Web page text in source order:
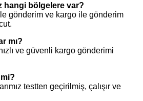
hangi bölgelere var?
gönderim ve kargo ile gönderim
mı?
ve güvenli kargo gönderimi
testten geçirilmiş, çalışır ve